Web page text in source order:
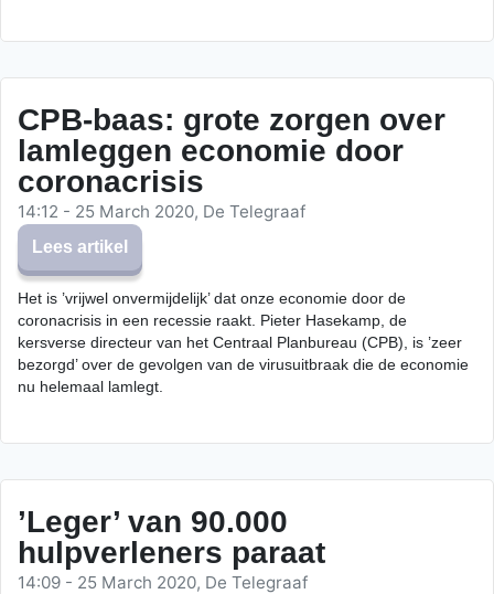
CPB-baas: grote zorgen over
lamleggen economie door
coronacrisis
14:12 - 25 March 2020, De Telegraaf
Lees artikel
Het is ’vrijwel onvermijdelijk’ dat onze economie door de
coronacrisis in een recessie raakt. Pieter Hasekamp, de
kersverse directeur van het Centraal Planbureau (CPB), is ’zeer
bezorgd’ over de gevolgen van de virusuitbraak die de economie
nu helemaal lamlegt.
’Leger’ van 90.000
hulpverleners paraat
14:09 - 25 March 2020, De Telegraaf